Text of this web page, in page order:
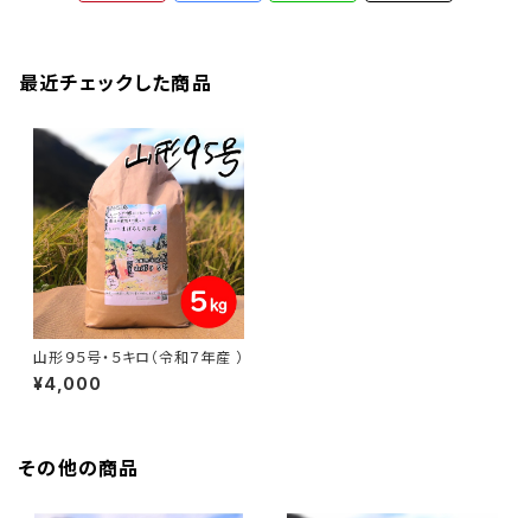
最近チェックした商品
山形９５号・５キロ（令和７年産 ）
¥4,000
その他の商品